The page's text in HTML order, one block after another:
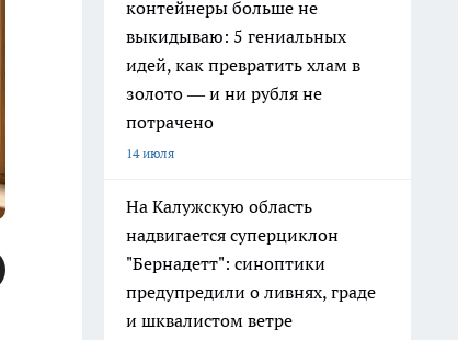
контейнеры больше не
выкидываю: 5 гениальных
идей, как превратить хлам в
золото — и ни рубля не
потрачено
14 июля
На Калужскую область
надвигается суперциклон
"Бернадетт": синоптики
предупредили о ливнях, граде
и шквалистом ветре